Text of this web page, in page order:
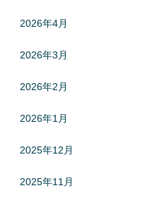
2026年4月
2026年3月
2026年2月
2026年1月
2025年12月
2025年11月